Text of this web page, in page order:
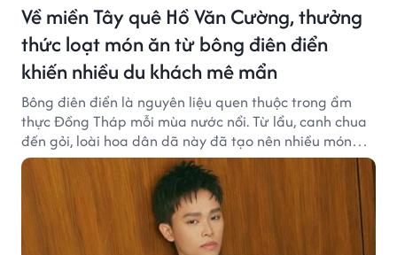
Về miền Tây quê Hồ Văn Cường, thưởng
thức loạt món ăn từ bông điên điển
khiến nhiều du khách mê mẩn
Bông điên điển là nguyên liệu quen thuộc trong ẩm
thực Đồng Tháp mỗi mùa nước nổi. Từ lẩu, canh chua
đến gỏi, loài hoa dân dã này đã tạo nên nhiều món
ngon khiến du khách khó quên.